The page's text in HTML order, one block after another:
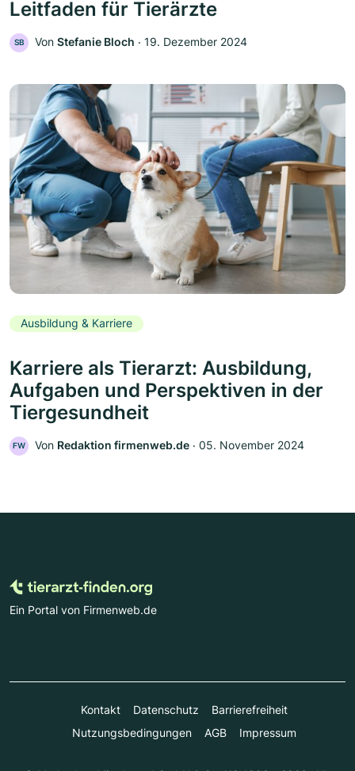
Leitfaden für Tierärzte
SB Von Stefanie Bloch ‧ 19. Dezember 2024
Ausbildung & Karriere
Karriere als Tierarzt: Ausbildung,
Aufgaben und Perspektiven in der
Tiergesundheit
FW Von Redaktion firmenweb.de ‧ 05. November 2024
Ein Portal von Firmenweb.de
Kontakt Datenschutz
Barrierefreiheit
Nutzungsbedingungen
AGB Impressum